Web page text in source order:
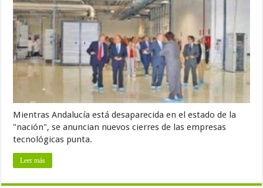
Mientras Andalucía está desaparecida en el estado de la
"nación", se anuncian nuevos cierres de las empresas
tecnológicas punta.
Leer más